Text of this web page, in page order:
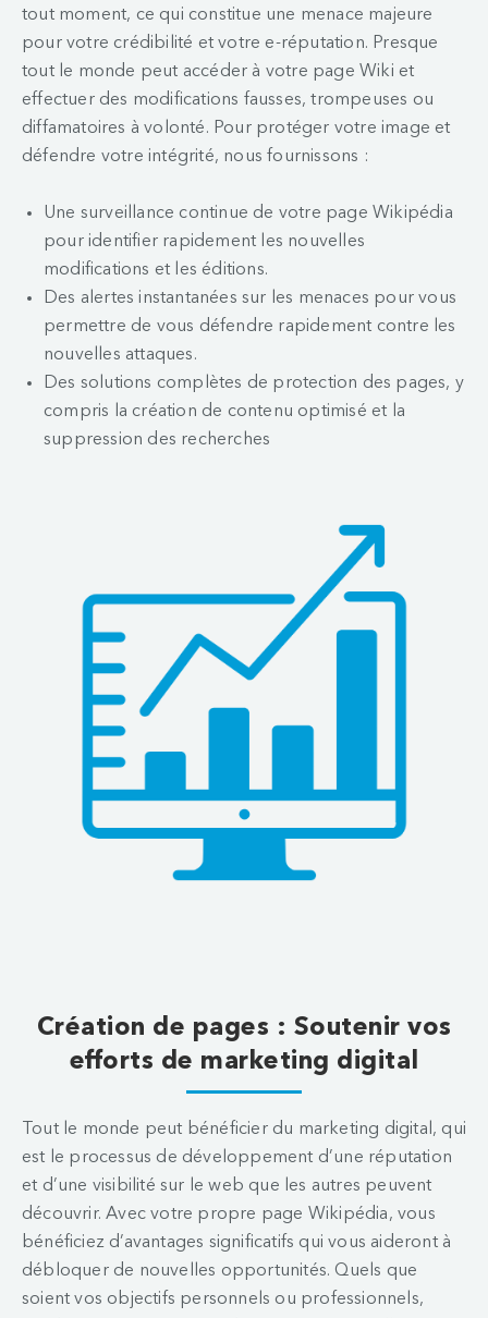
tout moment, ce qui constitue une menace majeure
pour votre crédibilité et votre e-réputation. Presque
tout le monde peut accéder à votre page Wiki et
effectuer des modifications fausses, trompeuses ou
diffamatoires à volonté. Pour protéger votre image et
défendre votre intégrité, nous fournissons :
Une surveillance continue de votre page Wikipédia
pour identifier rapidement les nouvelles
modifications et les éditions.
Des alertes instantanées sur les menaces pour vous
permettre de vous défendre rapidement contre les
nouvelles attaques.
Des solutions complètes de protection des pages, y
compris la création de contenu optimisé et la
suppression des recherches
Création de pages : Soutenir vos
efforts de marketing digital
Tout le monde peut bénéficier du marketing digital, qui
est le processus de développement d’une réputation
et d’une visibilité sur le web que les autres peuvent
découvrir. Avec votre propre page Wikipédia, vous
bénéficiez d’avantages significatifs qui vous aideront à
débloquer de nouvelles opportunités. Quels que
soient vos objectifs personnels ou professionnels,